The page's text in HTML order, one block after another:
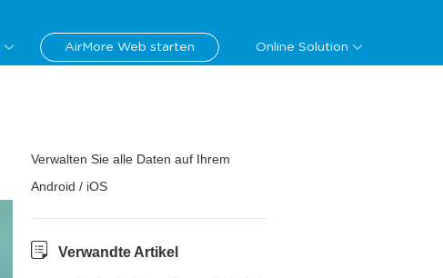
AirMore Web starten Online Solution
Verwalten Sie alle Daten auf Ihrem
Android / iOS
Verwandte Artikel